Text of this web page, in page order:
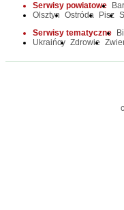
Serwisy powiatowe
Olsztyn Ostróda Pisz
Serwisy tematyczne
Ukraińcy Zdrowie